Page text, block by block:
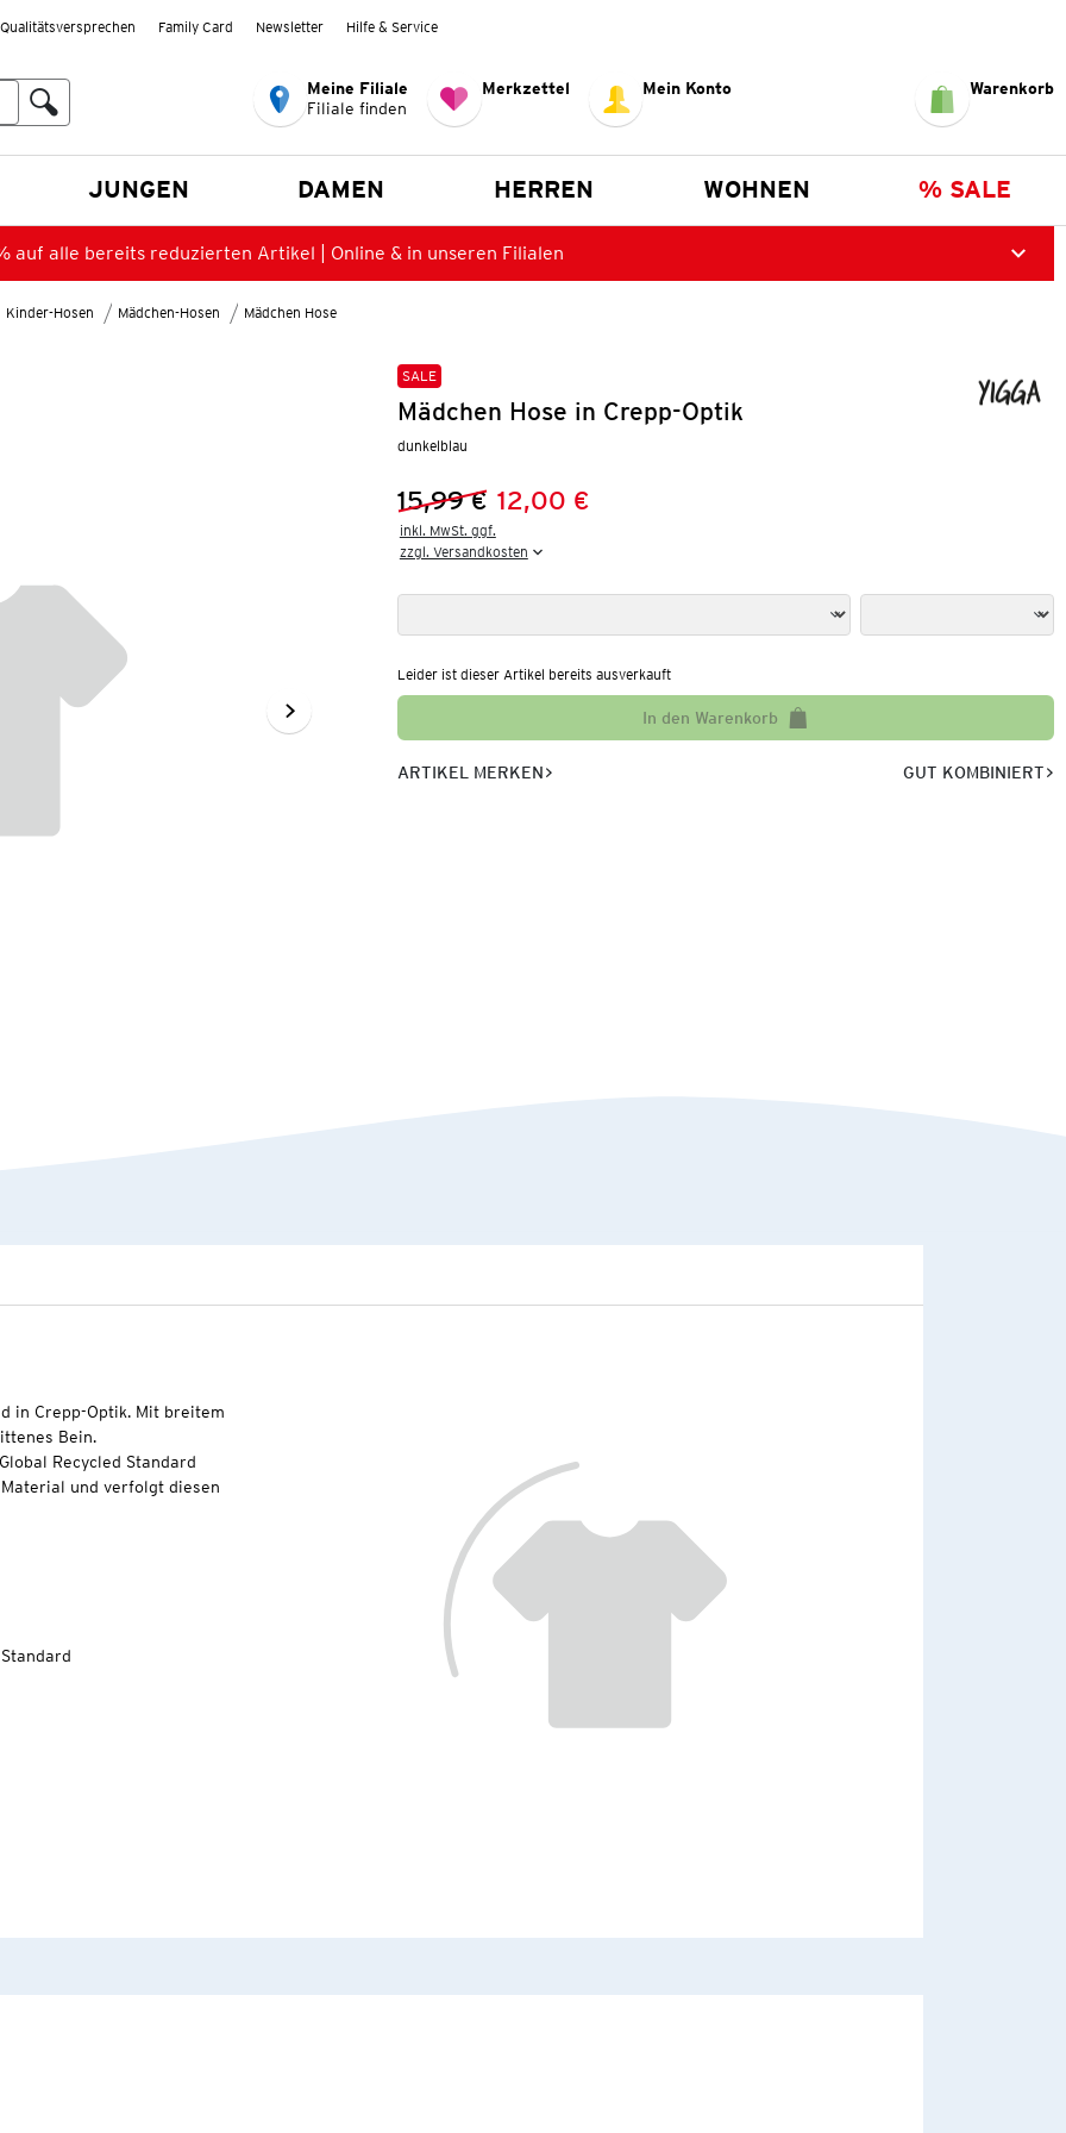
Qualitätsversprechen Family Card Newsletter Hilfe & Service
Meine Filiale
Filiale finden
Merkzettel Mein Konto Warenkorb
JUNGEN DAMEN HERREN WOHNEN % SALE
auf alle bereits reduzierten Artikel | Online & in unseren Filialen
Kinder-Hosen Mädchen-Hosen Mädchen Hose
SALE
Mädchen Hose in Crepp-Optik
dunkelblau
Vorheriger Preis:
15,99 €
Neuer Preis:12,00 €
inkl. MwSt. ggf.
zzgl. Versandkosten
Leider ist dieser Artikel bereits ausverkauft
In den Warenkorb
ARTIKEL MERKEN GUT KOMBINIERT
in Crepp-Optik. Mit breitem
Bein.
Recycled Standard
und verfolgt diesen